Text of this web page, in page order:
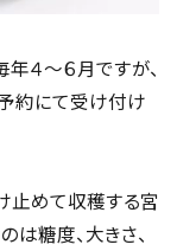
４～６月ですが、
約にて受け付け
止めて収穫する宮
糖度、大きさ、